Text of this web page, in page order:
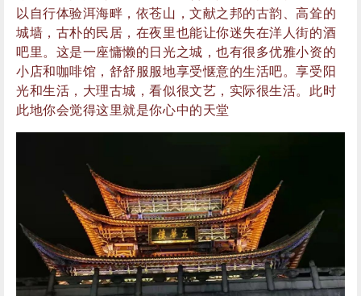
吧里。这是一座慵懒的日光之城，也有很多优雅小资的
小店和咖啡馆，舒舒服服地享受惬意的生活吧。享受阳
光和生活，大理古城，看似很文艺，实际很生活。此时
此地你会觉得这里就是你心中的天堂